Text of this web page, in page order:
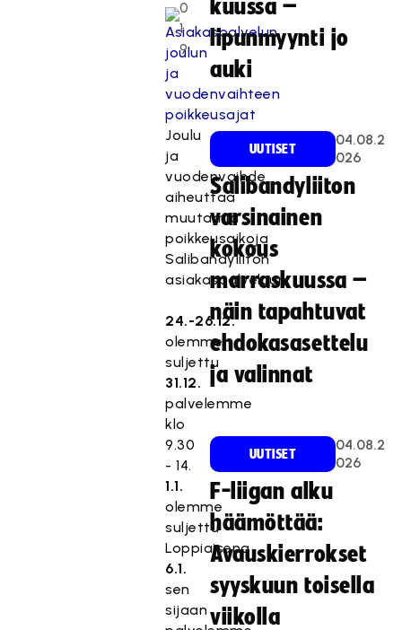
0
1
9
Joulu
ja
vuodenvaihde
aiheuttaa
muutamia
poikkeusaikoja
Salibandyliiton
asiakaspalveluun:
24.-26.12.
olemme
suljettu
31.12.
palvelemme
klo
9.30
- 14.
1.1.
olemme
suljettu
Loppiaisena
6.1.
sen
sijaan
kuussa –
lipunmyynti jo
auki
UUTISET
04.08.2
026
Salibandyliiton
varsinainen
kokous
marraskuussa –
näin tapahtuvat
ehdokasasettelu
ja valinnat
UUTISET
04.08.2
026
F-liigan alku
häämöttää:
Avauskierrokset
syyskuun toisella
viikolla